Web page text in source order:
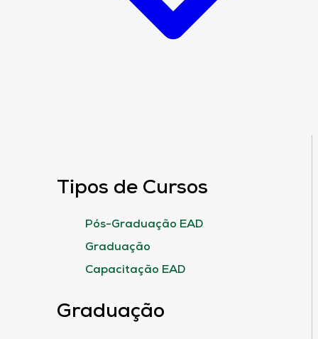
Tipos de Cursos
Pós-Graduação EAD
Graduação
Capacitação EAD
Graduação